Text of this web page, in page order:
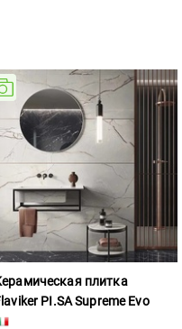
плитка
PI.SA Supreme Evo